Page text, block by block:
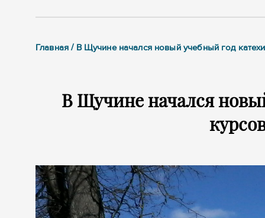
Главная / В Щучине начался новый учебный год
В Щучине начался